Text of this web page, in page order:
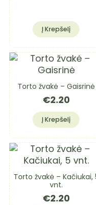
Į Krepšelį
Torto žvakė – Gaisrinė
€2.20
Į Krepšelį
Torto žvakė – Kačiukai,
vnt.
€2.20